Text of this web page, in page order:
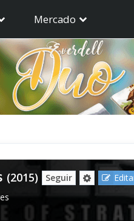
Mercado
(2015) Seguir